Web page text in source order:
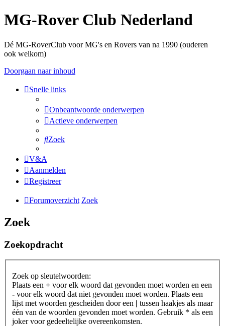
MG-Rover Club Nederland
Dé MG-RoverClub voor MG's en Rovers van na 1990 (ouderen
ook welkom)
Doorgaan naar inhoud
Snelle links
Onbeantwoorde onderwerpen
Actieve onderwerpen
Zoek
V&A
Aanmelden
Registreer
Forumoverzicht Zoek
Zoek
Zoekopdracht
Zoek op sleutelwoorden:
Plaats een + voor elk woord dat gevonden moet worden en een
- voor elk woord dat niet gevonden moet worden. Plaats een
lijst met woorden gescheiden door een | tussen haakjes als maar
één van de woorden gevonden moet worden. Gebruik * als een
joker voor gedeeltelijke overeenkomsten.